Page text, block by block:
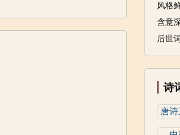
风格
含意
后世
诗
唐